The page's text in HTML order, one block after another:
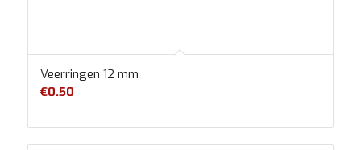
Veerringen 12 mm
€0.50